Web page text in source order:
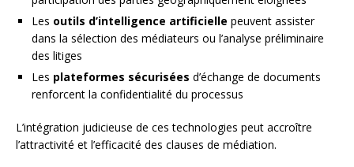
Les outils d’intelligence artificielle peuvent assister
dans la sélection des médiateurs ou l’analyse préliminaire
des litiges
Les plateformes sécurisées d’échange de documents
renforcent la confidentialité du processus
L’intégration judicieuse de ces technologies peut accroître
l’attractivité et l’efficacité des clauses de médiation.